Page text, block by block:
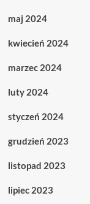
maj 2024
kwiecień 2024
marzec 2024
luty 2024
styczeń 2024
grudzień 2023
listopad 2023
lipiec 2023